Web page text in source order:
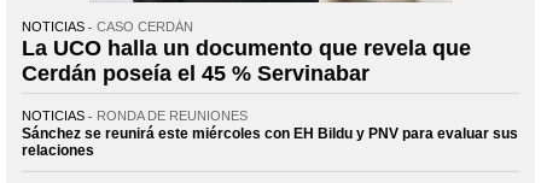
NOTICIAS CASO CERDÁN
La UCO halla un documento que revela que
Cerdán poseía el 45 % Servinabar
NOTICIAS RONDA DE REUNIONES
Sánchez se reunirá este miércoles con EH Bildu y PNV para evaluar sus
relaciones